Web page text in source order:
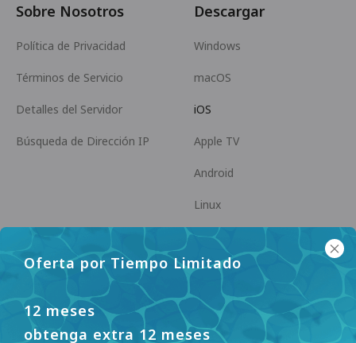
Oferta por Tiempo Limitado
12 meses
obtenga extra 12 meses
Sobre Nosotros
Política de Privacidad
Términos de Servicio
Detalles del Servidor
Búsqueda de Dirección IP
Descargar
Windows
macOS
iOS
Apple TV
Android
Linux
Android TV
Centro de Ayuda
panda7x24@gmail.com
FAQ
Cooperación
Conviértase en Afiliado